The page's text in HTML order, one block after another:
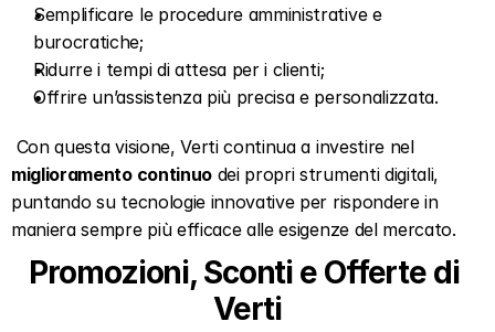
Semplificare le procedure amministrative e
burocratiche;
Ridurre i tempi di attesa per i clienti;
Offrire un’assistenza più precisa e personalizzata.
Con questa visione, Verti continua a investire nel
miglioramento continuo dei propri strumenti digitali,
puntando su tecnologie innovative per rispondere in
maniera sempre più efficace alle esigenze del mercato.
Promozioni, Sconti e Offerte di
Verti